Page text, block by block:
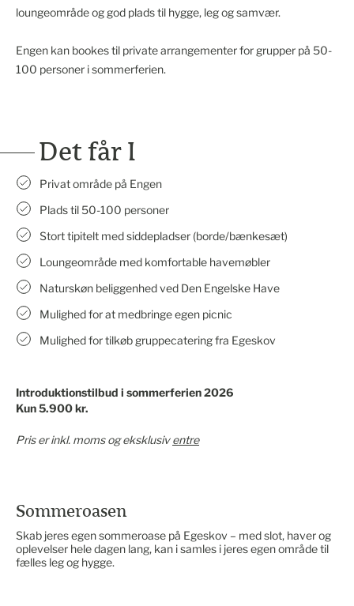
loungeområde og god plads til hygge, leg og samvær.
Engen kan bookes til private arrangementer for grupper på 50-
100 personer i sommerferien.
Det får I
Privat område på Engen
Plads til 50-100 personer
Stort tipitelt med siddepladser (borde/bænkesæt)
Loungeområde med komfortable havemøbler
Naturskøn beliggenhed ved Den Engelske Have
Mulighed for at medbringe egen picnic
Mulighed for tilkøb gruppecatering fra Egeskov
Introduktionstilbud i sommerferien 2026
Kun 5.900 kr.
Pris er inkl. moms og eksklusiventre
Sommeroasen
Skab jeres egen sommeroase på Egeskov – med slot, haver og
oplevelser hele dagen lang, kan i samles i jeres egen område til
fælles leg og hygge.